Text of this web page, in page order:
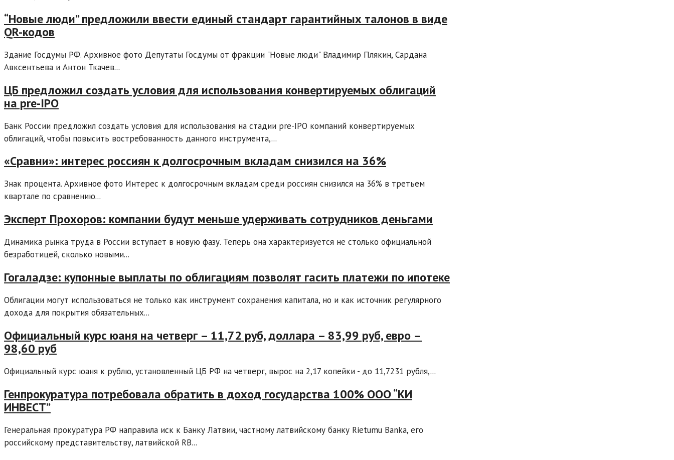
“Новые люди” предложили ввести единый стандарт гарантийных талонов в виде
QR-кодов
Здание Госдумы РФ. Архивное фото Депутаты Госдумы от фракции "Новые люди" Владимир Плякин, Сардана
Авксентьева и Антон Ткачев...
ЦБ предложил создать условия для использования конвертируемых облигаций
на pre-IPO
Банк России предложил создать условия для использования на стадии pre-IPO компаний конвертируемых
облигаций, чтобы повысить востребованность данного инструмента,...
«Сравни»: интерес россиян к долгосрочным вкладам снизился на 36%
Знак процента. Архивное фото Интерес к долгосрочным вкладам среди россиян снизился на 36% в третьем
квартале по сравнению...
Эксперт Прохоров: компании будут меньше удерживать сотрудников деньгами
Динамика рынка труда в России вступает в новую фазу. Теперь она характеризуется не столько официальной
безработицей, сколько новыми...
Гогаладзе: купонные выплаты по облигациям позволят гасить платежи по ипотеке
Облигации могут использоваться не только как инструмент сохранения капитала, но и как источник регулярного
дохода для покрытия обязательных...
Официальный курс юаня на четверг – 11,72 руб, доллара – 83,99 руб, евро –
98,60 руб
Официальный курс юаня к рублю, установленный ЦБ РФ на четверг, вырос на 2,17 копейки - до 11,7231 рубля,...
Генпрокуратура потребовала обратить в доход государства 100% ООО “КИ
ИНВЕСТ”
Генеральная прокуратура РФ направила иск к Банку Латвии, частному латвийскому банку Rietumu Banka, его
российскому представительству, латвийской RB...